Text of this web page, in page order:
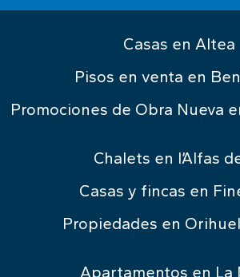
Casas en Altea
Pisos en venta en
Promociones de Obra Nueva
Chalets en l’Alfas
Casas y fincas en
Propiedades en
Apartamentos en La